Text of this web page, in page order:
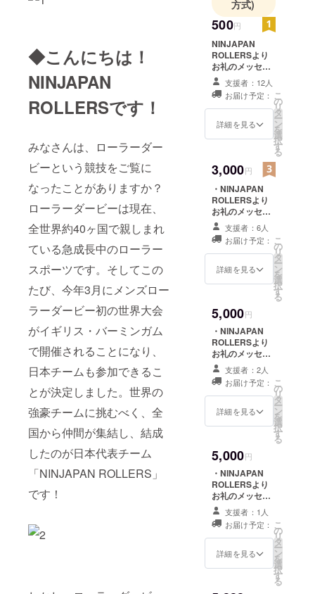
◆こんにちは！
NINJAPAN
ROLLERSです！
みなさんは、ローラーダー
ビーという競技をご覧に
なったことがありますか？
ローラーダービーは現在、
全世界約40ヶ国で親しまれ
ている急成長中のローラー
スポーツです。そしてこの
たび、今年3月にメンズロー
ラーダービー初の世界大会
がイギリス・バーミンガム
で開催されることになり、
日本チームも参加できるこ
とが決定しました。世界の
強豪チームに挑むべく、全
国から仲間が集結し、結成
したのが日本代表チーム
「NINJAPAN ROLLERS」
です！
方式)
500円
NINJAPAN
ROLLERSより
お礼のメッセー
ジ
支援者：12人
お届け予定：
詳細を見る
こ
の
リ
タ
ー
ン
を
選
択
す
る
3,000円
・NINJAPAN
ROLLERSより
お礼のメッセー
ジ ・NINJAPAN
ROLLERSロゴ
デザインステッ
カー
支援者：6人
お届け予定：
詳細を見る
こ
の
リ
タ
ー
ン
を
選
択
す
る
5,000円
・NINJAPAN
ROLLERSより
お礼のメッセー
ジ ・NINJAPAN
ROLLERSロゴ
デザインステッ
カー ・日本代表
応援ステッカー
支援者：2人
お届け予定：
詳細を見る
こ
の
リ
タ
ー
ン
を
選
択
す
る
5,000円
・NINJAPAN
ROLLERSより
お礼のメッセー
ジ ・NINJAPAN
ROLLERSが優
しく教えてくれ
る練習会へのご
招待（初心者向
都内にて、4月以
支援者：1人
お届け予定：
詳細を見る
こ
の
リ
タ
ー
ン
を
選
択
す
る